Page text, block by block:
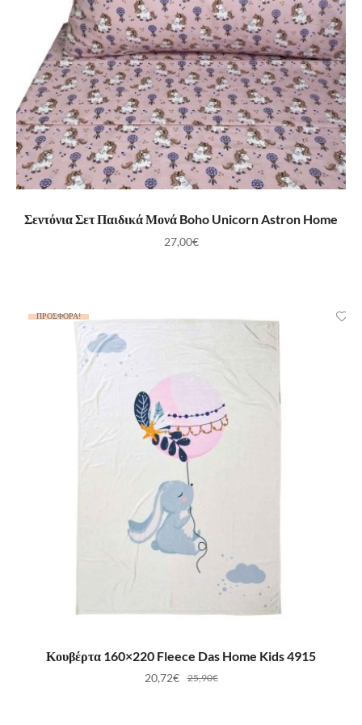
ΠΡΟΣΘΉΚΗ ΣΤΟ ΚΑΛΆΘΙ
Σεντόνια Σετ Παιδικά Μονά Boho Unicorn Astron Home
27,00€
ΠΡΟΣΦΟΡΆ!
ΠΡΟΣΘΉΚΗ ΣΤΟ ΚΑΛΆΘΙ
Κουβέρτα 160×220 Fleece Das Home Kids 4915
25,90€
20,72€